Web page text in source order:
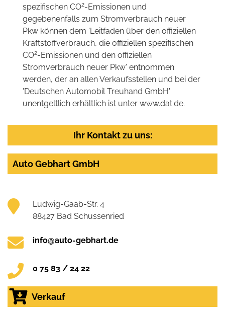
spezifischen CO2-Emissionen und
gegebenenfalls zum Stromverbrauch neuer
Pkw können dem 'Leitfaden über den offiziellen
Kraftstoffverbrauch, die offiziellen spezifischen
CO2-Emissionen und den offiziellen
Stromverbrauch neuer Pkw' entnommen
werden, der an allen Verkaufsstellen und bei der
'Deutschen Automobil Treuhand GmbH'
unentgeltlich erhältlich ist unter www.dat.de.
Ihr Kontakt zu uns:
Auto Gebhart GmbH
Ludwig-Gaab-Str. 4
88427 Bad Schussenried
info@auto-gebhart.de
0 75 83 / 24 22
Verkauf